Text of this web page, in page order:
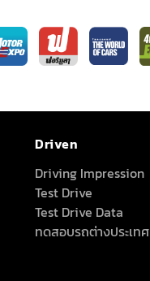
Driven
Driving Impression
Test Drive
Test Drive Data
ทดสอบรถต่างประเทศ